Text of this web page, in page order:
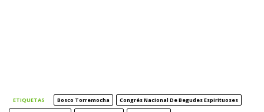
ETIQUETAS Bosco Torremocha
Congrés Nacional De Begudes Espirituoses